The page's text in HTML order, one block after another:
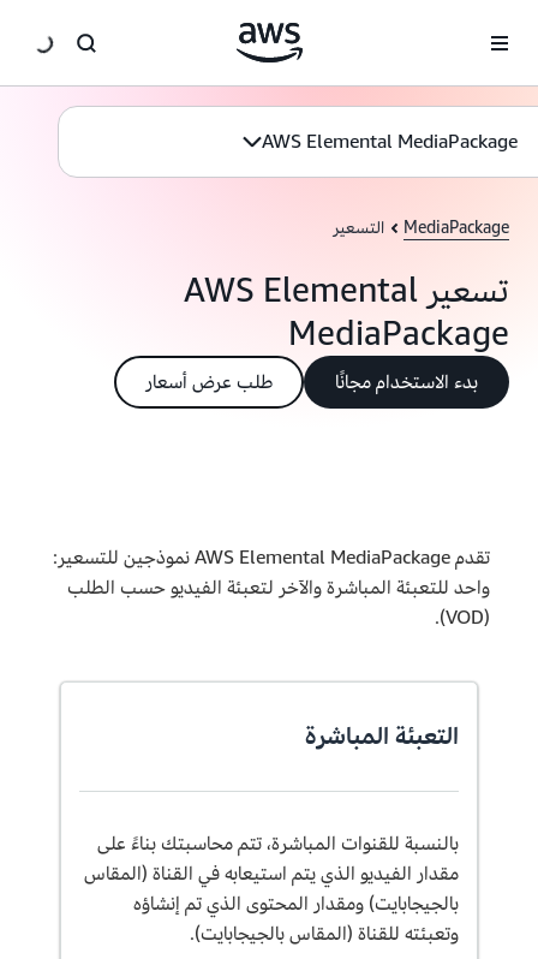
AWS Elemental MediaPackage
MediaPackage التسعير
تسعير AWS Elemental
MediaPackage
بدء الاستخدام مجانًا طلب عرض أسعار
تقدم AWS Elemental MediaPackage نموذجين للتسعير:
واحد للتعبئة المباشرة والآخر لتعبئة الفيديو حسب الطلب
(VOD).
التعبئة المباشرة
بالنسبة للقنوات المباشرة، تتم محاسبتك بناءً على
مقدار الفيديو الذي يتم استيعابه في القناة (المقاس
بالجيجابايت) ومقدار المحتوى الذي تم إنشاؤه
وتعبئته للقناة (المقاس بالجيجابايت).